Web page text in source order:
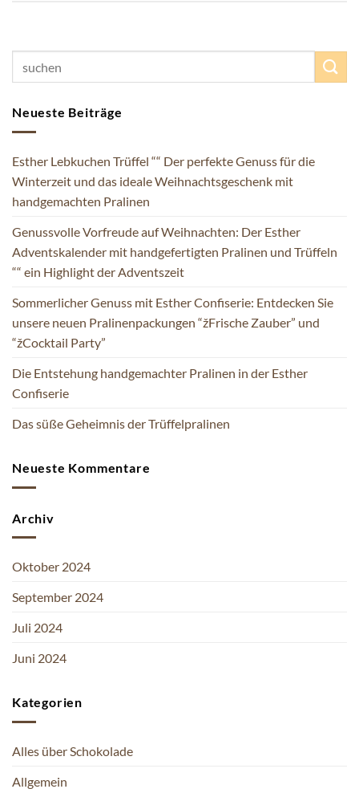
Neueste Beiträge
Esther Lebkuchen Trüffel ““ Der perfekte Genuss für die
Winterzeit und das ideale Weihnachtsgeschenk mit
handgemachten Pralinen
Genussvolle Vorfreude auf Weihnachten: Der Esther
Adventskalender mit handgefertigten Pralinen und Trüffeln
““ ein Highlight der Adventszeit
Sommerlicher Genuss mit Esther Confiserie: Entdecken Sie
unsere neuen Pralinenpackungen “žFrische Zauber” und
“žCocktail Party”
Die Entstehung handgemachter Pralinen in der Esther
Confiserie
Das süße Geheimnis der Trüffelpralinen
Neueste Kommentare
Archiv
Oktober 2024
September 2024
Juli 2024
Juni 2024
Kategorien
Alles über Schokolade
Allgemein